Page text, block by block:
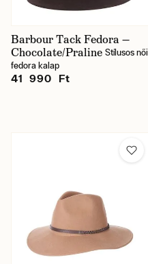
Ár
Nő
Barbour Tack Fedora —
Chocolate/Praline Stílusos női
fedora kalap
41 990 Ft